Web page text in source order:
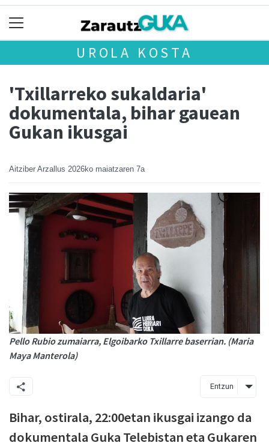
UROLA KOSTA
'Txillarreko sukaldaria'
dokumentala, bihar gauean
Gukan ikusgai
Aitziber Arzallus 2026ko maiatzaren 7a
Pello Rubio zumaiarra, Elgoibarko Txillarre baserrian. (Maria
Maya Manterola)
Entzun
Bihar, ostirala, 22:00etan ikusgai izango da
dokumentala Guka Telebistan eta Gukaren